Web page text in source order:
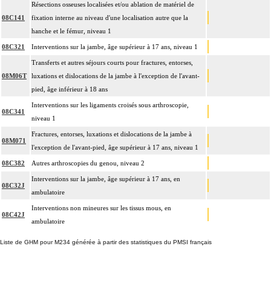
08C141
Résections osseuses localisées et/ou ablation de matériel de
fixation interne au niveau d'une localisation autre que la
hanche et le fémur, niveau 1
08C321 Interventions sur la jambe, âge supérieur à 17 ans, niveau 1
08M06T
Transferts et autres séjours courts pour fractures, entorses,
luxations et dislocations de la jambe à l'exception de l'avant-
pied, âge inférieur à 18 ans
08C341
Interventions sur les ligaments croisés sous arthroscopie,
niveau 1
08M071
Fractures, entorses, luxations et dislocations de la jambe à
l'exception de l'avant-pied, âge supérieur à 17 ans, niveau 1
08C382 Autres arthroscopies du genou, niveau 2
08C32J
Interventions sur la jambe, âge supérieur à 17 ans, en
ambulatoire
08C42J
Interventions non mineures sur les tissus mous, en
ambulatoire
Liste de GHM pour M234 générée à partir des statistiques du PMSI français